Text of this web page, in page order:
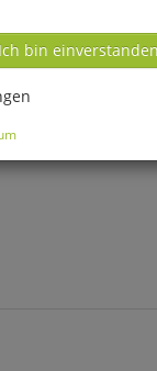
Datenverarbeitung -
Ich bin einverstanden
notwendigen